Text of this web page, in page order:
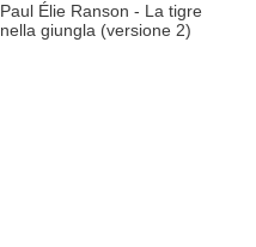
Paul Élie Ranson - La tigre
nella giungla (versione 2)